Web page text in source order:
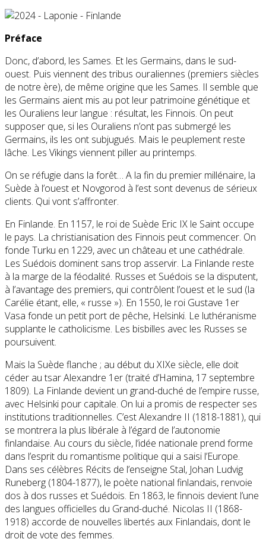
Préface
Donc, d’abord, les Sames. Et les Germains, dans le sud-
ouest. Puis viennent des tribus ouraliennes (premiers siècles
de notre ère), de même origine que les Sames. Il semble que
les Germains aient mis au pot leur patrimoine génétique et
les Ouraliens leur langue : résultat, les Finnois. On peut
supposer que, si les Ouraliens n’ont pas submergé les
Germains, ils les ont subjugués. Mais le peuplement reste
lâche. Les Vikings viennent piller au printemps.
On se réfugie dans la forêt… A la fin du premier millénaire, la
Suède à l’ouest et Novgorod à l’est sont devenus de sérieux
clients. Qui vont s’affronter.
En Finlande. En 1157, le roi de Suède Eric IX le Saint occupe
le pays. La christianisation des Finnois peut commencer. On
fonde Turku en 1229, avec un château et une cathédrale.
Les Suédois dominent sans trop asservir. La Finlande reste
à la marge de la féodalité. Russes et Suédois se la disputent,
à l’avantage des premiers, qui contrôlent l’ouest et le sud (la
Carélie étant, elle, « russe »). En 1550, le roi Gustave 1er
Vasa fonde un petit port de pêche, Helsinki. Le luthéranisme
supplante le catholicisme. Les bisbilles avec les Russes se
poursuivent.
Mais la Suède flanche ; au début du XIXe siècle, elle doit
céder au tsar Alexandre 1er (traité d’Hamina, 17 septembre
1809). La Finlande devient un grand-duché de l’empire russe,
avec Helsinki pour capitale. On lui a promis de respecter ses
institutions traditionnelles. C’est Alexandre II (1818-1881), qui
se montrera la plus libérale à l’égard de l’autonomie
finlandaise. Au cours du siècle, l’idée nationale prend forme
dans l’esprit du romantisme politique qui a saisi l’Europe.
Dans ses célèbres Récits de l’enseigne Stal, Johan Ludvig
Runeberg (1804-1877), le poète national finlandais, renvoie
dos à dos russes et Suédois. En 1863, le finnois devient l’une
des langues officielles du Grand-duché. Nicolas II (1868-
1918) accorde de nouvelles libertés aux Finlandais, dont le
droit de vote des femmes.